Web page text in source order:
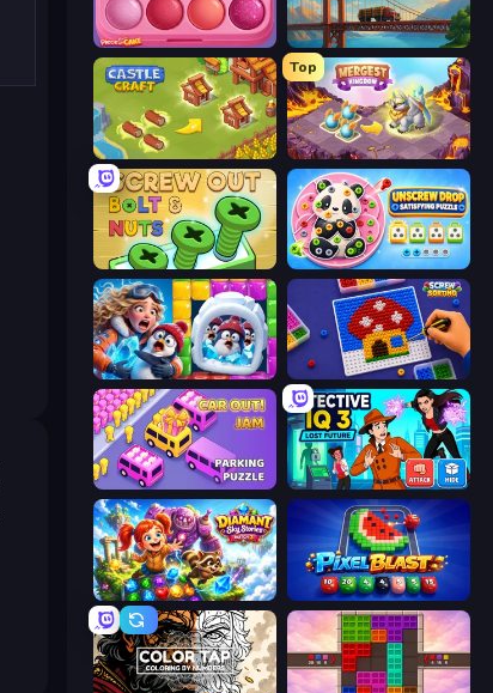
Piece of Cake: Merge and Bake Bridge Builder
Castle Craft
Top
Mergest Kingdom
Screw Out: Bolts and Nuts Unscrew Drop: Satisfying Puzzle
Captain Blast Screw Sorting
Car OUT! Jam Parking Puzzle Detective IQ 3
Diamant: Sky Stories Match 3 Pixel Blast